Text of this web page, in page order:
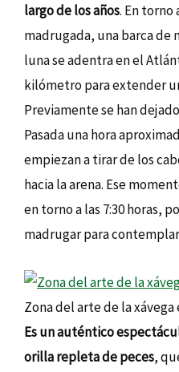
largo de los años. En torno
madrugada, una barca de
luna se adentra en el
kilómetro para extender
Previamente se han
Pasada una hora
empiezan a tirar de los
hacia la arena. Ese
en torno a las 7:30 horas,
madrugar para
Zona del arte de la
Es un auténtico
orilla repleta de peces,